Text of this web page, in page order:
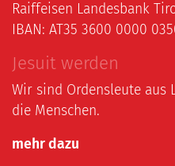
Raiffeisen Landesbank
IBAN: AT35 3600 0000
Jesuit werden
Wir sind Ordensleute aus
die Menschen.
mehr dazu